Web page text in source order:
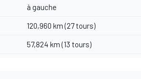
à gauche
120,960 km (27 tours)
57,824 km (13 tours)